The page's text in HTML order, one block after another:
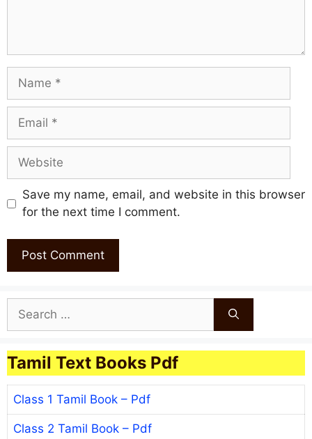
Name
Email
Website
Save my name, email, and website in this browser
for the next time I comment.
for:
Tamil Text Books Pdf
Class 1 Tamil Book – Pdf
Class 2 Tamil Book – Pdf